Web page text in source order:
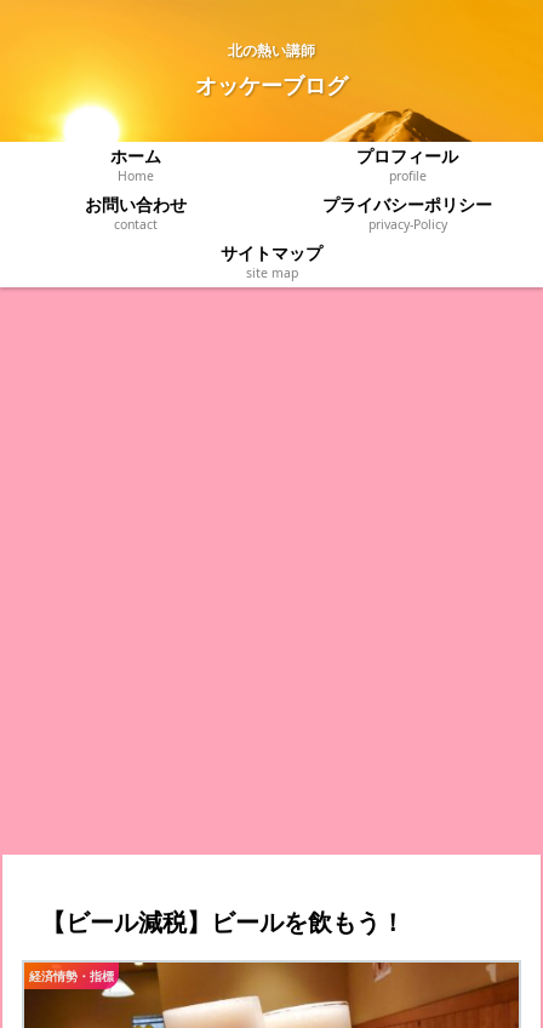
北の熱い講師
オッケーブログ
ホーム
Home
プロフィール
profile
お問い合わせ
contact
プライバシーポリシー
privacy‐Policy
サイトマップ
site map
【ビール減税】ビールを飲もう！
経済情勢・指標